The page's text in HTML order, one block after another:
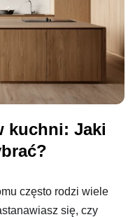
kuchni: Jaki
często rodzi wiele
się, czy